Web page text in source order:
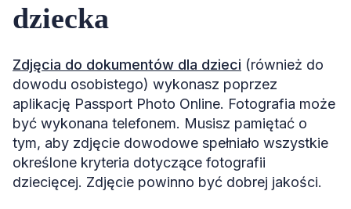
dziecka
Zdjęcia do dokumentów dla dzieci (również do
dowodu osobistego) wykonasz poprzez
aplikację Passport Photo Online. Fotografia może
być wykonana telefonem. Musisz pamiętać o
tym, aby zdjęcie dowodowe spełniało wszystkie
określone kryteria dotyczące fotografii
dziecięcej. Zdjęcie powinno być dobrej jakości.